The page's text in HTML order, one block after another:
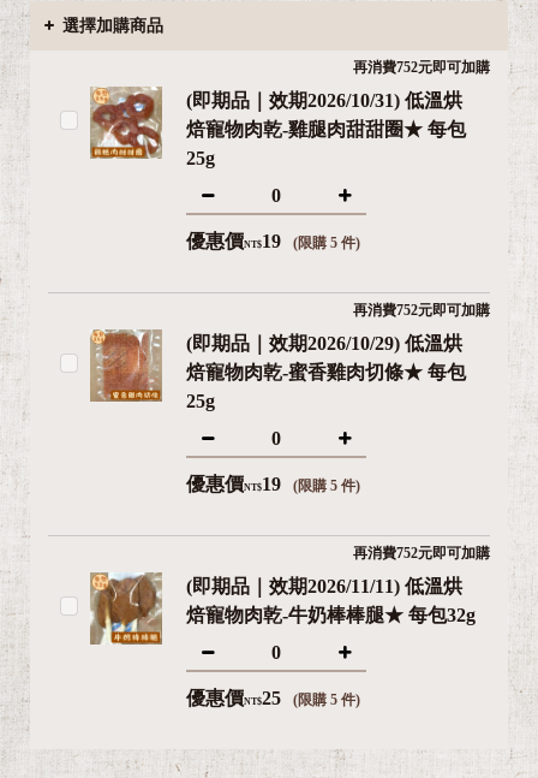
選擇加購商品
再消費752元即可加購
(即期品｜效期2026/10/31) 低溫烘
焙寵物肉乾-雞腿肉甜甜圈★ 每包
25g
優惠價NT$19 (限購 5 件)
再消費752元即可加購
(即期品｜效期2026/10/29) 低溫烘
焙寵物肉乾-蜜香雞肉切條★ 每包
25g
優惠價NT$19 (限購 5 件)
再消費752元即可加購
(即期品｜效期2026/11/11) 低溫烘
焙寵物肉乾-牛奶棒棒腿★ 每包32g
優惠價NT$25 (限購 5 件)